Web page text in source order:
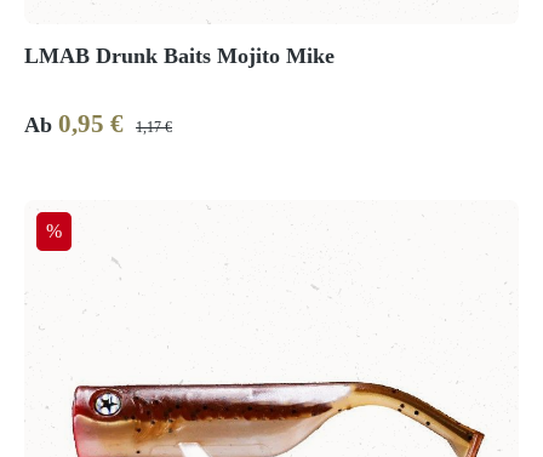
LMAB Drunk Baits Mojito Mike
Verkaufspreis:
Ab 0,95 € Regulärer Preis:
1,17 €
Rabatt
%